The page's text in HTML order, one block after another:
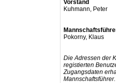
Vorstand
Kuhmann, Peter
Pokorny, Klaus
Die Adressen der
registierten
Zugangsdaten
Mannschaftsführer.